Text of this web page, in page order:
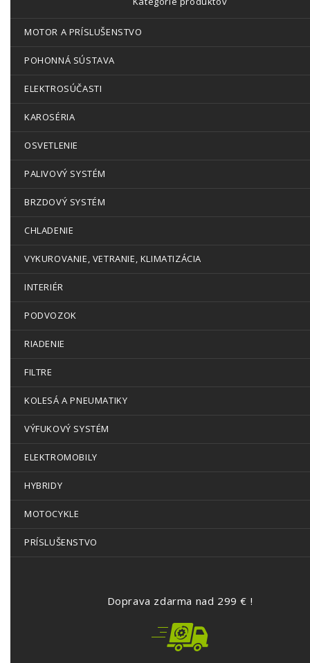
MOTOR A PRÍSLUŠENSTVO
POHONNÁ SÚSTAVA
ELEKTROSÚČASTI
KAROSÉRIA
OSVETLENIE
PALIVOVÝ SYSTÉM
BRZDOVÝ SYSTÉM
CHLADENIE
VYKUROVANIE, VETRANIE, KLIMATIZÁCIA
INTERIÉR
PODVOZOK
RIADENIE
FILTRE
KOLESÁ A PNEUMATIKY
VÝFUKOVÝ SYSTÉM
ELEKTROMOBILY
HYBRIDY
MOTOCYKLE
PRÍSLUŠENSTVO
Doprava zdarma nad 299 € !